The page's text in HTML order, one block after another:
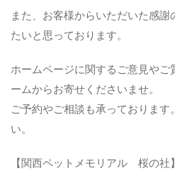
また、お客様からいただいた感謝
たいと思っております。
ホームページに関するご意見やご
ームからお寄せくださいませ。
ご予約やご相談も承っております
い。
【関西ペットメモリアル 桜の社